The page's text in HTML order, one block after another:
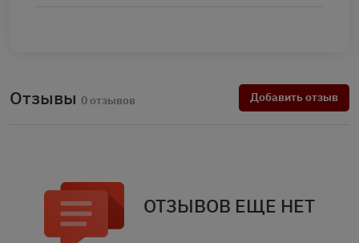
Отзывы 0 отзывов Добавить отзыв
ОТЗЫВОВ ЕЩЕ НЕТ